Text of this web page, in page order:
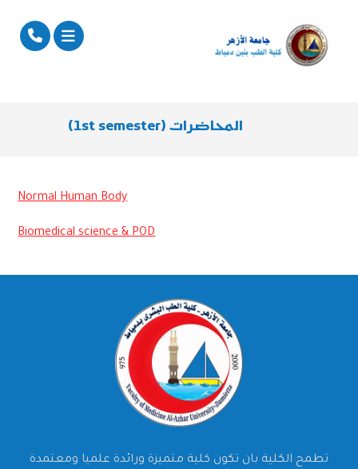
المحاضرات (1st semester)
Normal Human Body
Biomedical science & POD
تطمح الكلية بان تكون كلية متميزة ورائدة علميا ومعتمدة